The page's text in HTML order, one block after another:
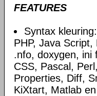
FEATURES
Syntax
PHP, Java
.nfo, doxygen, ini
CSS, Pascal,
Properties, Diff,
KiXtart, Matlab